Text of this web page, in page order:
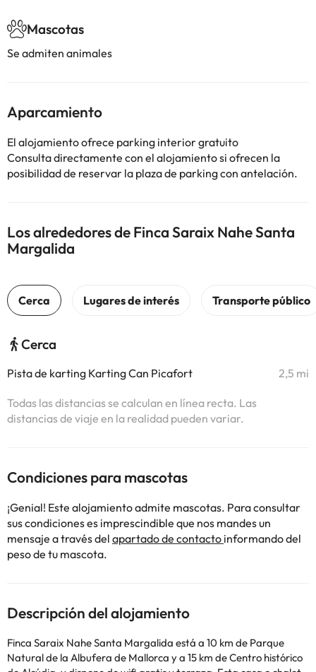
Mascotas
Se admiten animales
Aparcamiento
El alojamiento ofrece parking interior gratuito
Consulta directamente con el alojamiento si ofrecen la
posibilidad de reservar la plaza de parking con antelación.
Los alrededores de Finca Saraix Nahe Santa
Margalida
Cerca
Pista de karting Karting Can Picafort 2,5 mi
Todas las distancias se calculan en línea recta. Las
distancias de viaje en la realidad pueden variar.
Condiciones para mascotas
¡Genial! Este alojamiento admite mascotas. Para consultar
sus condiciones es imprescindible que nos mandes un
mensaje a través del apartado de contacto informando del
peso de tu mascota.
Descripción del alojamiento
Finca Saraix Nahe Santa Margalida está a 10 km de Parque
Natural de la Albufera de Mallorca y a 15 km de Centro histórico